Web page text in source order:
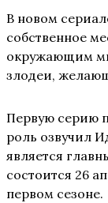
В новом
собственное
окружающим
злодеи,
Первую серию
роль озвучил
является
состоится 26
первом сезоне.